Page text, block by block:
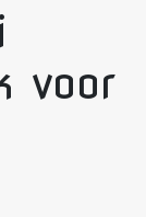
voor